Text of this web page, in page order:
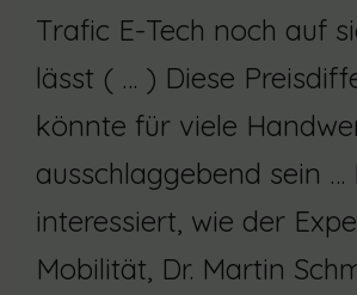
Trafic E-Tech noch auf
lässt ( … ) Diese
könnte für viele
ausschlaggebend sein …
interessiert, wie der
Mobilität, Dr. Martin